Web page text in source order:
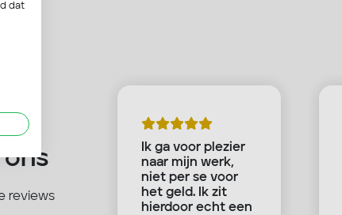
reviews
bij hun
het
Ik ga voor plezier
naar mijn werk,
niet per se voor
het geld. Ik zit
hierdoor echt een
dat